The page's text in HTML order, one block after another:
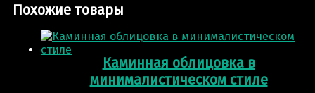
Похожие товары
Каминная облицовка в
минималистическом стиле